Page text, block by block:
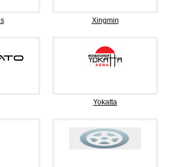
Xingmin
Yokatta